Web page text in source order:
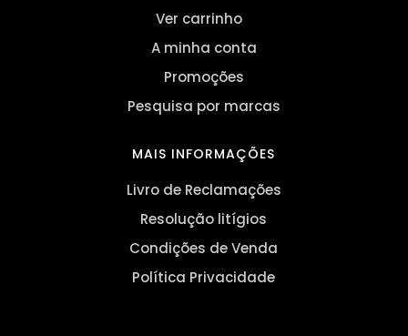
Ver carrinho
A minha conta
Promoções
Pesquisa por marcas
MAIS INFORMAÇÕES
Livro de Reclamações
Resolução litígios
Condições de Venda
Política Privacidade